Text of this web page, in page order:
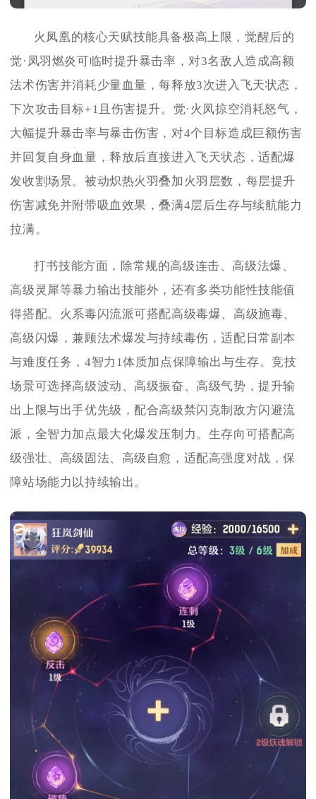
火凤凰的核心天赋技能具备极高上限，觉醒后的
觉·凤羽燃炎可临时提升暴击率，对3名敌人造成高额
法术伤害并消耗少量血量，每释放3次进入飞天状态，
下次攻击目标+1且伤害提升。觉·火凤掠空消耗怒气，
大幅提升暴击率与暴击伤害，对4个目标造成巨额伤害
并回复自身血量，释放后直接进入飞天状态，适配爆
发收割场景。被动炽热火羽叠加火羽层数，每层提升
伤害减免并附带吸血效果，叠满4层后生存与续航能力
拉满。
打书技能方面，除常规的高级连击、高级法爆、
高级灵犀等暴力输出技能外，还有多类功能性技能值
得搭配。火系毒闪流派可搭配高级毒爆、高级施毒、
高级闪爆，兼顾法术爆发与持续毒伤，适配日常副本
与难度任务，4智力1体质加点保障输出与生存。竞技
场景可选择高级波动、高级振奋、高级气势，提升输
出上限与出手优先级，配合高级禁闪克制敌方闪避流
派，全智力加点最大化爆发压制力。生存向可搭配高
级强壮、高级固法、高级自愈，适配高强度对战，保
障站场能力以持续输出。